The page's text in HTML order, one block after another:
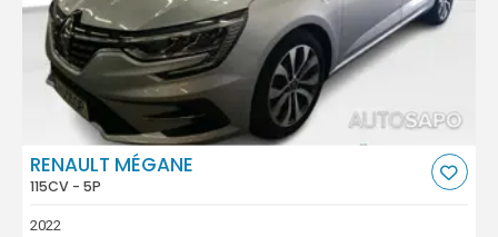
RENAULT MÉGANE
115CV - 5P
2022